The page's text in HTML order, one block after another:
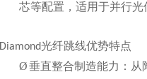
芯等配置，适用于并行光
Diamond光纤跳线优势特点
Ø垂直整合制造能力：从